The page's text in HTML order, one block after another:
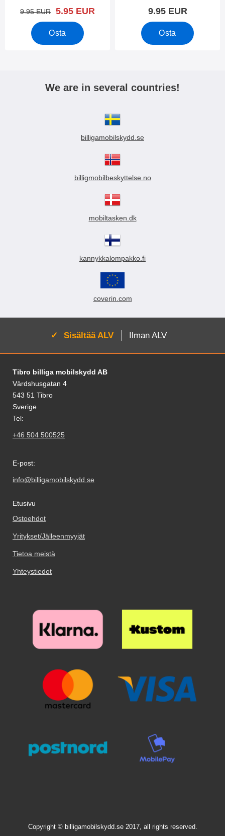
vanha hinta
9.95 EUR uusi hinta
5.95 EUR
Osta
9.95 EUR
Osta
We are in several countries!
billigamobilskydd.se
billigmobilbeskyttelse.no
mobiltasken.dk
kannykkalompakko.fi
coverin.com
Aktivoi:
Sisältää ALV Ilman ALV
Alatunnisteen sisältö Sekalaista tietoa ja
Tibro billiga mobilskydd AB
Värdshusgatan 4
543 51 Tibro
Sverige
Tel:
+46 504 500525
E-post:
info@billigamobilskydd.se
Etusivu
Ostoehdot
Yritykset/Jälleenmyyjät
Tietoa meistä
Yhteystiedot
Copyright © billigamobilskydd.se 2017, all rights reserved.